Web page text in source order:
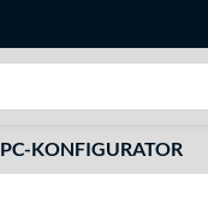
PC-KONFIGURATOR